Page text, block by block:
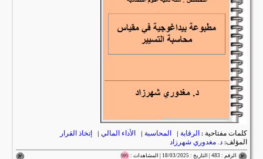
كلمات مفتاحية :الرقابة | المحاسبة | الأداء المالي | إتخاذ القرار
المؤلف:د. مغدوري شهرزاد
الرقم : 483 | التاريخ : 18/03/2025 | المشاهدات : 595